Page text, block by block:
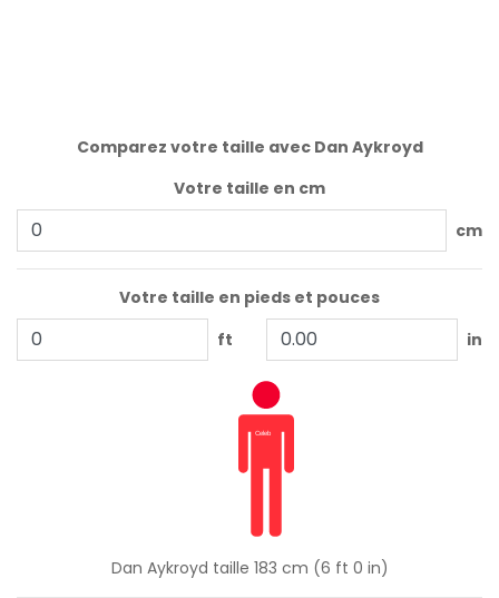
Comparez votre taille avec Dan Aykroyd
Votre taille en cm
cm
Votre taille en pieds et pouces
ft
in
Dan Aykroyd taille 183 cm (6 ft 0 in)